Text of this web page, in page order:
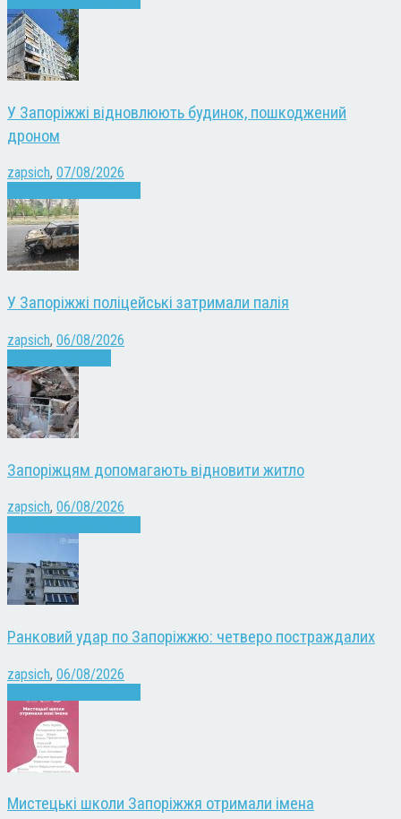
У Запоріжжі відновлюють будинок, пошкоджений
дроном
zapsich, 07/08/2026
У Запоріжжі поліцейські затримали палія
zapsich, 06/08/2026
Запоріжцям допомагають відновити житло
zapsich, 06/08/2026
Ранковий удар по Запоріжжю: четверо постраждалих
zapsich, 06/08/2026
Мистецькі школи Запоріжжя отримали імена